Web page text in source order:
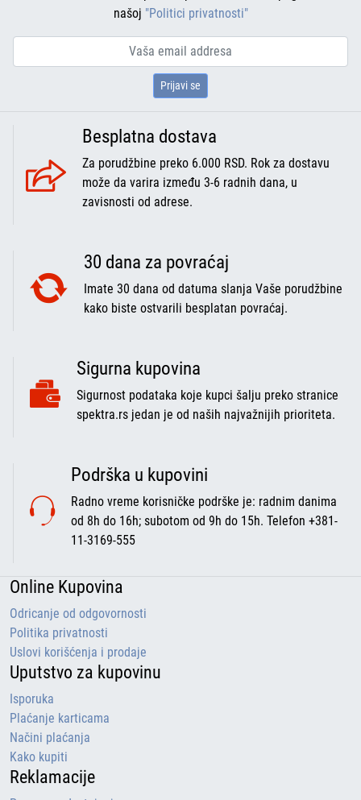
našoj "Politici privatnosti"
Prijavi se
Besplatna dostava
Za porudžbine preko 6.000 RSD. Rok za dostavu
može da varira između 3-6 radnih dana, u
zavisnosti od adrese.
30 dana za povraćaj
Imate 30 dana od datuma slanja Vaše porudžbine
kako biste ostvarili besplatan povraćaj.
Sigurna kupovina
Sigurnost podataka koje kupci šalju preko stranice
spektra.rs jedan je od naših najvažnijih prioriteta.
Podrška u kupovini
Radno vreme korisničke podrške je: radnim danima
od 8h do 16h; subotom od 9h do 15h. Telefon +381-
11-3169-555
Online Kupovina
Odricanje od odgovornosti
Politika privatnosti
Uslovi korišćenja i prodaje
Uputstvo za kupovinu
Isporuka
Plaćanje karticama
Načini plaćanja
Kako kupiti
Reklamacije